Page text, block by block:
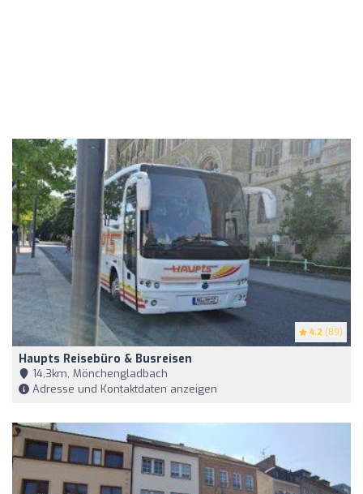
4.2 (89)
Haupts Reisebüro & Busreisen
14,3km, Mönchengladbach
Adresse und Kontaktdaten anzeigen